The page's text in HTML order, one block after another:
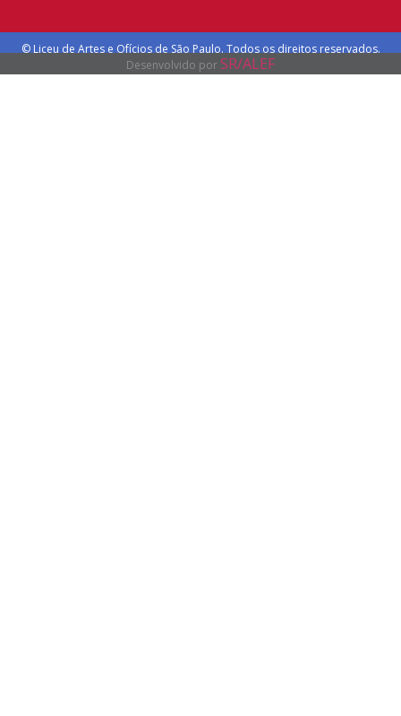
© Liceu de Artes e Ofícios de São Paulo. Todos os direitos reservados.
Desenvolvido por SR/ALEF